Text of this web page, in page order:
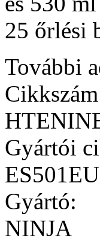
25 őrlési
További
Cikkszám
Gyártói
ES501EU
Gyártó:
NINJA